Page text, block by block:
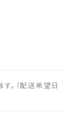
。（配送希望日